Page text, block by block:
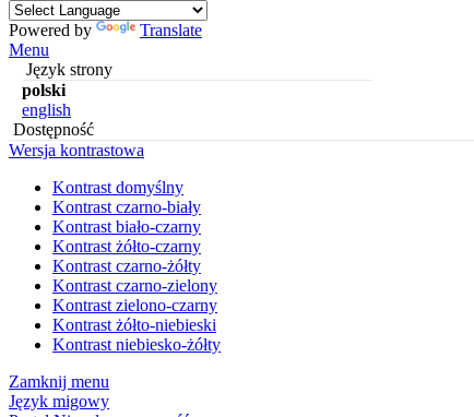
Powered by
Translate
Menu
Język strony
polski
english
Dostępność
Wersja kontrastowa
Kontrast domyślny
Kontrast czarno-biały
Kontrast biało-czarny
Kontrast żółto-czarny
Kontrast czarno-żółty
Kontrast czarno-zielony
Kontrast zielono-czarny
Kontrast żółto-niebieski
Kontrast niebiesko-żółty
Zamknij menu
Język migowy